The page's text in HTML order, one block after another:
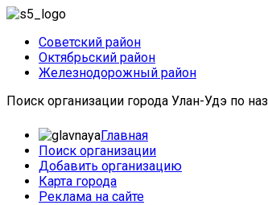
Советский район
Октябрьский район
Железнодорожный район
Поиск организации города Улан-Удэ по
Главная
Поиск организации
Добавить организацию
Карта города
Реклама на сайте